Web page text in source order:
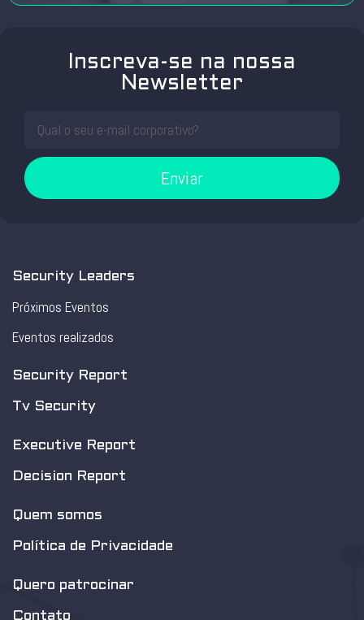
Inscreva-se na nossa
Newsletter
Enviar
Security Leaders
Próximos Eventos
Eventos realizados
Security Report
Tv Security
Executive Report
Decision Report
Quem somos
Política de Privacidade
Quero patrocinar
Contato